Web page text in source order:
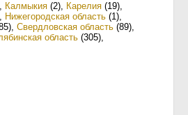
, Калмыкия (2), Карелия (19),
, Нижегородская область (1),
, Свердловская область (89),
область (305),